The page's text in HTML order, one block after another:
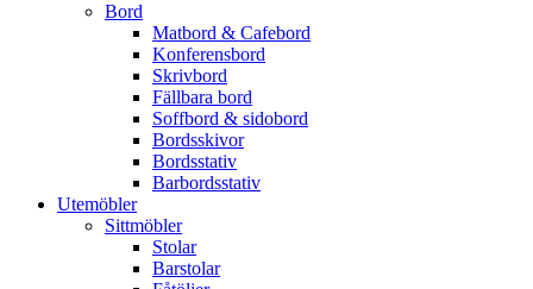
Bord
Matbord & Cafebord
Konferensbord
Skrivbord
Fällbara bord
Soffbord & sidobord
Bordsskivor
Bordsstativ
Barbordsstativ
Utemöbler
Sittmöbler
Stolar
Barstolar